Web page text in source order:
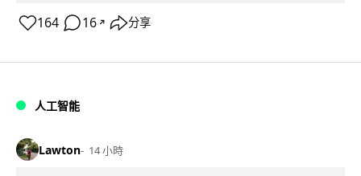
164 16 ↗ 分享
人工智能
Lawton 14 小時